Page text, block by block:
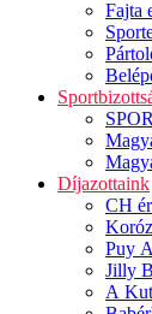
Fajta
Díjazottaink
CH
Puy
Jilly
A